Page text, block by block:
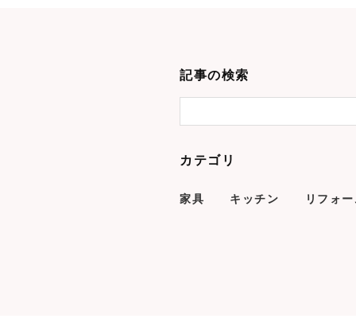
記事の検索
カテゴリ
家具 キッチン リフォ